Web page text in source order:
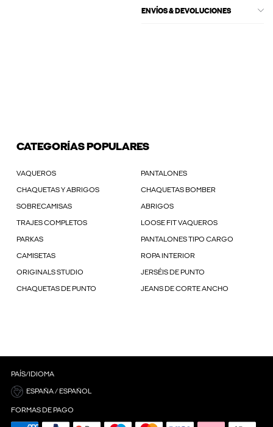
ENVÍOS & DEVOLUCIONES
CATEGORÍAS POPULARES
VAQUEROS PANTALONES
CHAQUETAS Y ABRIGOS CHAQUETAS BOMBER
SOBRECAMISAS ABRIGOS
TRAJES COMPLETOS LOOSE FIT VAQUEROS
PARKAS PANTALONES TIPO CARGO
CAMISETAS ROPA INTERIOR
ORIGINALS STUDIO JERSÉIS DE PUNTO
CHAQUETAS DE PUNTO JEANS DE CORTE ANCHO
PAÍS/IDIOMA
ESPAÑA / ESPAÑOL
FORMAS DE PAGO